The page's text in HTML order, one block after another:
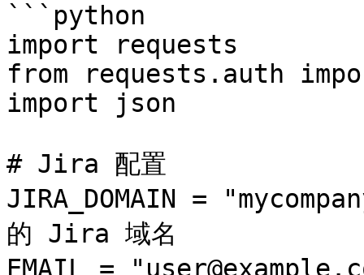
```python
import requests
from requests.auth
import json
# Jira 配置
JIRA_DOMAIN =
的 Jira 域名
EMAIL =